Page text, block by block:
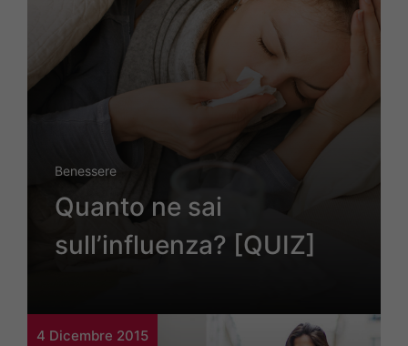
Benessere
Quanto ne sai
sull’influenza? [QUIZ]
4 Dicembre 2015